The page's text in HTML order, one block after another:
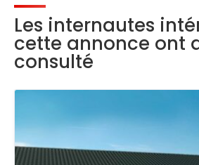
Les internautes
cette annonce ont
consulté